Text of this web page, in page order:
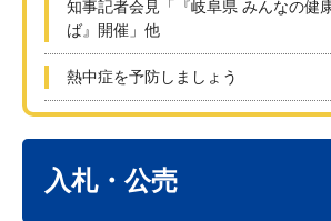
知事記者会見「『岐阜県 みんなの健
ば』開催」他
熱中症を予防しましょう
入札・公売